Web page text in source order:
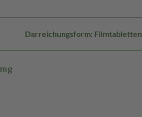
Darreichungsform: Filmtabletten